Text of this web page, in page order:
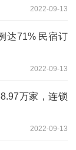
2022-09-13
达71% 民宿订
2022-09-13
万家，连锁
2022-09-13